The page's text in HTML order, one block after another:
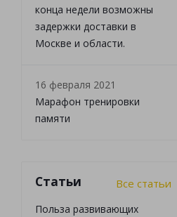
конца недели возможны
задержки доставки в
Москве и области.
16 февраля 2021
Марафон тренировки
памяти
Статьи Все статьи
Польза развивающих